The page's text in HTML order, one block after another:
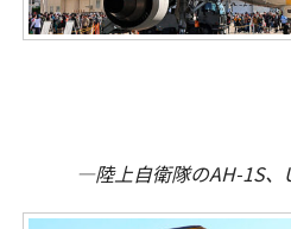
―陸上自衛隊のAH-1S